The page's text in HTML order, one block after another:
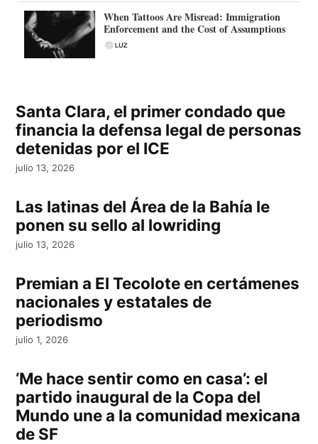
When Tattoos Are Misread: Immigration
Enforcement and the Cost of Assumptions
Santa Clara, el primer condado que
financia la defensa legal de personas
detenidas por el ICE
julio 13, 2026
Las latinas del Área de la Bahía le
ponen su sello al lowriding
julio 13, 2026
Premian a El Tecolote en certámenes
nacionales y estatales de
periodismo
julio 1, 2026
‘Me hace sentir como en casa’: el
partido inaugural de la Copa del
Mundo une a la comunidad mexicana
de SF